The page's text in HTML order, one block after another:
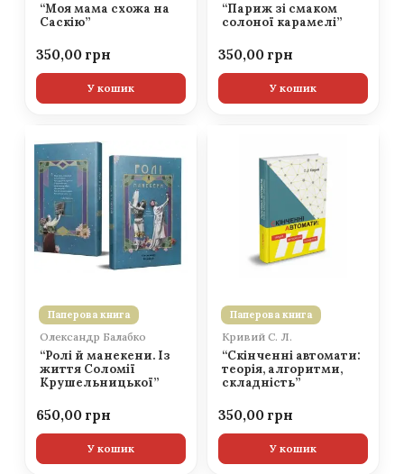
“Моя мама схожа на
Саскію”
350,00
У кошик
“Париж зі смаком
солоної карамелі”
350,00
У кошик
Паперова книга
Олександр Балабко
“Ролі й манекени. Із
життя Соломії
Крушельницької”
650,00
У кошик
Паперова книга
Кривий С. Л.
“Скінченні автомати:
теорія, алгоритми,
складність”
350,00
У кошик